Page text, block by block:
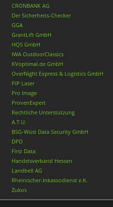
CRONBANK AG
Der Sicherheits-Checker
GGA
GrantLift GmbH
HQS GmbH
IWA OutdoorClassics
KVoptimal.de GmbH
OverNight Express & Logistics GmbH
PiP Laser
Pro Image
ProvenExpert
Rechtliche Unterstützung
A.T.U.
BSG-Wüst Data Security GmbH
DPD
First Data
Handelsverband Hessen
Landbell AG
Rheinischer-Inkassodienst e.K.
Zukos